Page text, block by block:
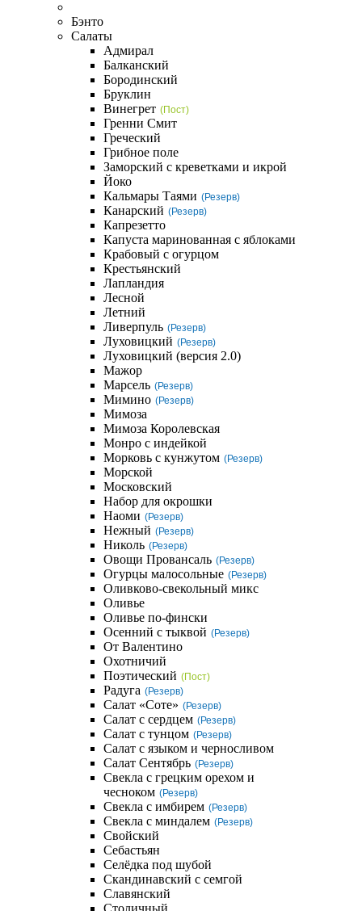
Бэнто
Салаты
Адмирал
Балканский
Бородинский
Бруклин
Винегрет (Пост)
Гренни Смит
Греческий
Грибное поле
Заморский с креветками и икрой
Йоко
Кальмары Таями (Резерв)
Канарский (Резерв)
Капрезетто
Капуста маринованная с яблоками
Крабовый с огурцом
Крестьянский
Лапландия
Лесной
Летний
Ливерпуль (Резерв)
Луховицкий (Резерв)
Луховицкий (версия 2.0)
Мажор
Марсель (Резерв)
Мимино (Резерв)
Мимоза
Мимоза Королевская
Монро с индейкой
Морковь с кунжутом (Резерв)
Морской
Московский
Набор для окрошки
Наоми (Резерв)
Нежный (Резерв)
Николь (Резерв)
Овощи Провансаль (Резерв)
Огурцы малосольные (Резерв)
Оливково-свекольный микс
Оливье
Оливье по-фински
Осенний с тыквой (Резерв)
От Валентино
Охотничий
Поэтический (Пост)
Радуга (Резерв)
Салат «Соте» (Резерв)
Салат с сердцем (Резерв)
Салат с тунцом (Резерв)
Салат с языком и черносливом
Салат Сентябрь (Резерв)
Свекла с грецким орехом и
чесноком (Резерв)
Свекла с имбирем (Резерв)
Свекла с миндалем (Резерв)
Свойский
Себастьян
Селёдка под шубой
Скандинавский с семгой
Славянский
Столичный